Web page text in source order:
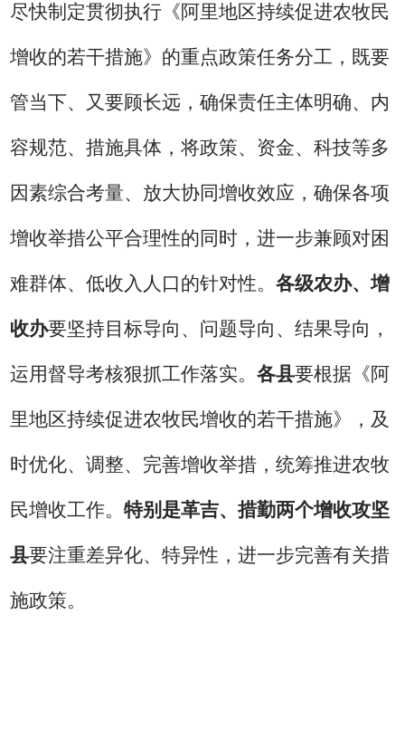
尽快制定贯彻执行《阿里地区持续促进农牧民
增收的若干措施》的重点政策任务分工，既要
管当下、又要顾长远，确保责任主体明确、内
容规范、措施具体，将政策、资金、科技等多
因素综合考量、放大协同增收效应，确保各项
增收举措公平合理性的同时，进一步兼顾对困
难群体、低收入人口的针对性。各级农办、增
收办要坚持目标导向、问题导向、结果导向，
运用督导考核狠抓工作落实。各县要根据《阿
里地区持续促进农牧民增收的若干措施》，及
时优化、调整、完善增收举措，统筹推进农牧
民增收工作。特别是革吉、措勤两个增收攻坚
县要注重差异化、特异性，进一步完善有关措
施政策。